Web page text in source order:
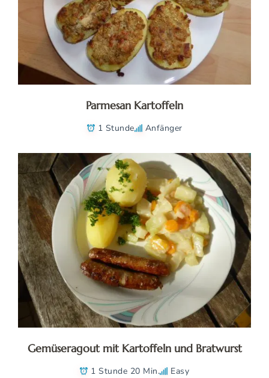
Parmesan Kartoffeln
1 Stunde Anfänger
Gemüseragout mit Kartoffeln und Bratwurst
1 Stunde 20 Min. Easy